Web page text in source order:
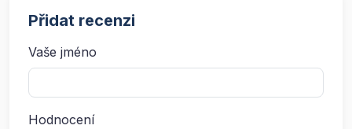
Přidat recenzi
Vaše jméno
Hodnocení